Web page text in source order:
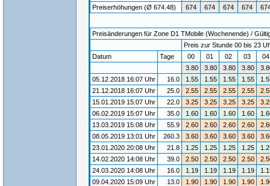
Preiserhöhungen (Ø 674.48)
674 674 674 674
Preisänderungen für Zone D1 TMobile (Wochenende) /
Preis zur Stunde 00 bis 23
Datum
Tage 00 01 02 03
3.80
3.80 3.80 3.80
05.12.2018 16:07 Uhr
16.0 1.55 1.55 1.55 1.55
21.12.2018 16:07 Uhr
25.0 2.55 2.55 2.55 2.55
15.01.2019 15:07 Uhr
22.0 3.25 3.25 3.25 3.25
06.02.2019 15:07 Uhr
35.0 1.60 1.60 1.60 1.60
13.03.2019 15:08 Uhr
55.9 2.60 2.60 2.60 2.60
08.05.2019 13:01 Uhr
260.3 3.60 3.60 3.60 3.60
23.01.2020 20:08 Uhr
21.8 1.25 1.25 1.25 1.25
14.02.2020 14:08 Uhr
39.0 2.50 2.50 2.50 2.50
24.03.2020 14:08 Uhr
16.0 1.19 1.19 1.19 1.19
09.04.2020 15:09 Uhr
13.0 1.90 1.90 1.90 1.90